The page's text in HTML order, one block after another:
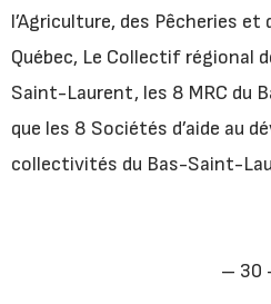
l’Agriculture, des Pêcheries et
Québec, Le Collectif régional
Saint-Laurent, les 8 MRC du
que les 8 Sociétés d’aide au
collectivités du Bas-Saint-
– 30